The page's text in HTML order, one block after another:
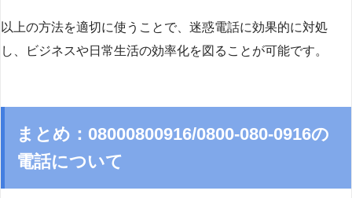
以上の方法を適切に使うことで、迷惑電話に効果的に対処
し、ビジネスや日常生活の効率化を図ることが可能です。
まとめ：08000800916/0800-080-0916の
電話について